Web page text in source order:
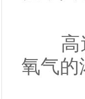
高速
氧气的